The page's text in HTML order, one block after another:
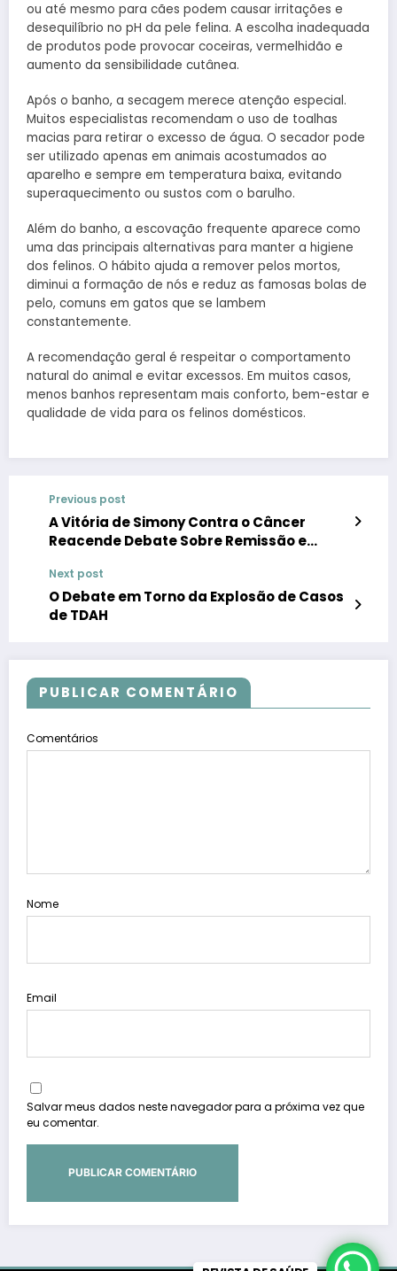
ou até mesmo para cães podem causar irritações e
desequilíbrio no pH da pele felina. A escolha inadequada
de produtos pode provocar coceiras, vermelhidão e
aumento da sensibilidade cutânea.
Após o banho, a secagem merece atenção especial.
Muitos especialistas recomendam o uso de toalhas
macias para retirar o excesso de água. O secador pode
ser utilizado apenas em animais acostumados ao
aparelho e sempre em temperatura baixa, evitando
superaquecimento ou sustos com o barulho.
Além do banho, a escovação frequente aparece como
uma das principais alternativas para manter a higiene
dos felinos. O hábito ajuda a remover pelos mortos,
diminui a formação de nós e reduz as famosas bolas de
pelo, comuns em gatos que se lambem
constantemente.
A recomendação geral é respeitar o comportamento
natural do animal e evitar excessos. Em muitos casos,
menos banhos representam mais conforto, bem-estar e
qualidade de vida para os felinos domésticos.
Previous post
A Vitória de Simony Contra o Câncer
Reacende Debate Sobre Remissão e
Next post
O Debate em Torno da Explosão de Casos
de TDAH
PUBLICAR COMENTÁRIO
Comentários
Nome
Email
Salvar meus dados neste navegador para a próxima vez que
eu comentar.